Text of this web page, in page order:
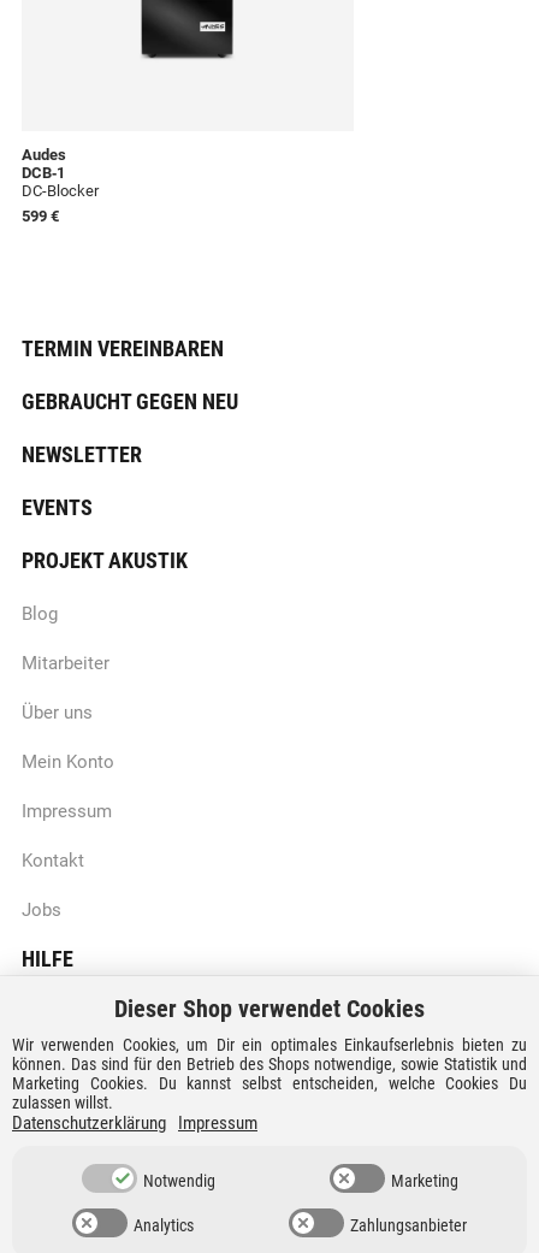
Audes
DCB‐1
DC-Blocker
599 €
TERMIN VEREINBAREN
GEBRAUCHT GEGEN NEU
NEWSLETTER
EVENTS
PROJEKT AKUSTIK
Blog
Mitarbeiter
Über uns
Mein Konto
Impressum
Kontakt
Jobs
HILFE
Batteriegesetzhinweise
Vertrag widerrufen
Versandkosten und Lieferzeiten
Zahlungsarten
Dieser Shop verwendet Cookies
Wir verwenden Cookies, um Dir ein optimales Einkaufserlebnis bieten zu
können. Das sind für den Betrieb des Shops notwendige, sowie Statistik und
Marketing Cookies. Du kannst selbst entscheiden, welche Cookies Du
zulassen willst.
Datenschutzerklärung Impressum
Notwendig Marketing
Analytics Zahlungsanbieter